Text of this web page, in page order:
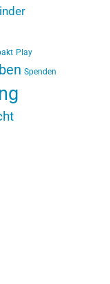
Play
Spenden